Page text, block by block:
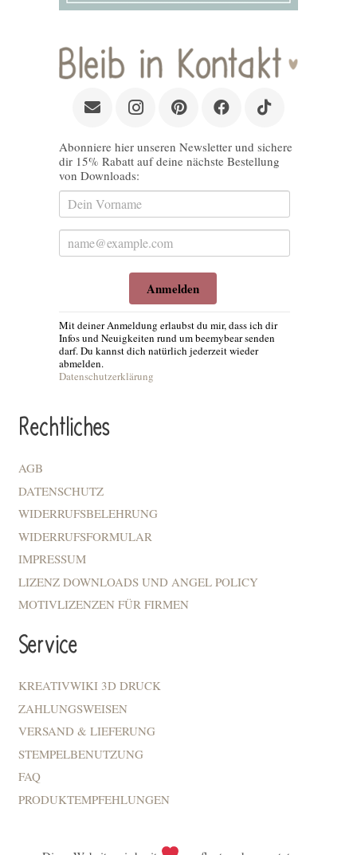
Abonniere hier unseren Newsletter und sichere
dir 15% Rabatt auf deine nächste Bestellung
von Downloads:
Anmelden
Mit deiner Anmeldung erlaubst du mir, dass ich dir
Infos und Neuigkeiten rund um beemybear senden
darf. Du kannst dich natürlich jederzeit wieder
abmelden.
Datenschutzerklärung
Rechtliches
AGB
DATENSCHUTZ
WIDERRUFSBELEHRUNG
WIDERRUFSFORMULAR
IMPRESSUM
LIZENZ DOWNLOADS UND ANGEL POLICY
MOTIVLIZENZEN FÜR FIRMEN
Service
KREATIVWIKI 3D DRUCK
ZAHLUNGSWEISEN
VERSAND & LIEFERUNG
STEMPELBENUTZUNG
FAQ
PRODUKTEMPFEHLUNGEN